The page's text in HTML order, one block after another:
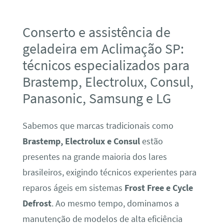
Conserto e assistência de
geladeira em Aclimação SP:
técnicos especializados para
Brastemp, Electrolux, Consul,
Panasonic, Samsung e LG
Sabemos que marcas tradicionais como
Brastemp, Electrolux e Consulestão
presentes na grande maioria dos lares
brasileiros, exigindo técnicos experientes para
reparos ágeis em sistemas Frost Free e Cycle
Defrost. Ao mesmo tempo, dominamos a
manutenção de modelos de alta eficiência